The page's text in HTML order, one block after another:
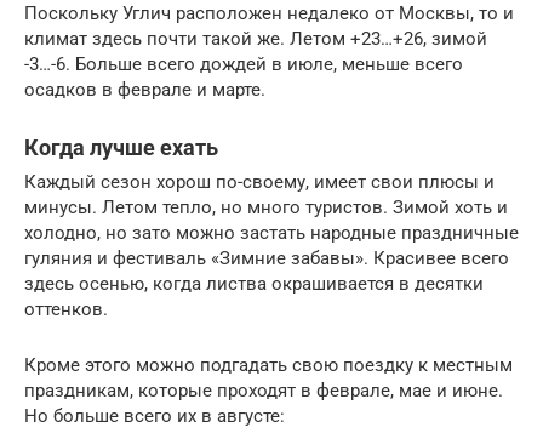
Поскольку Углич расположен недалеко от Москвы, то и
климат здесь почти такой же. Летом +23…+26, зимой
-3…-6. Больше всего дождей в июле, меньше всего
осадков в феврале и марте.
Когда лучше ехать
Каждый сезон хорош по-своему, имеет свои плюсы и
минусы. Летом тепло, но много туристов. Зимой хоть и
холодно, но зато можно застать народные праздничные
гуляния и фестиваль «Зимние забавы». Красивее всего
здесь осенью, когда листва окрашивается в десятки
оттенков.
Кроме этого можно подгадать свою поездку к местным
праздникам, которые проходят в феврале, мае и июне.
Но больше всего их в августе: